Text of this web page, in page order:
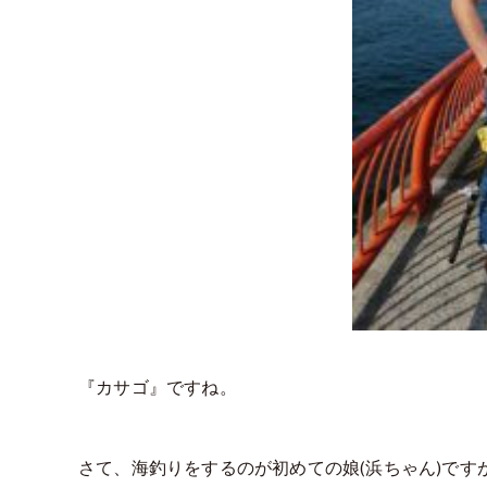
『カサゴ』ですね。
さて、海釣りをするのが初めての娘(浜ちゃん)です